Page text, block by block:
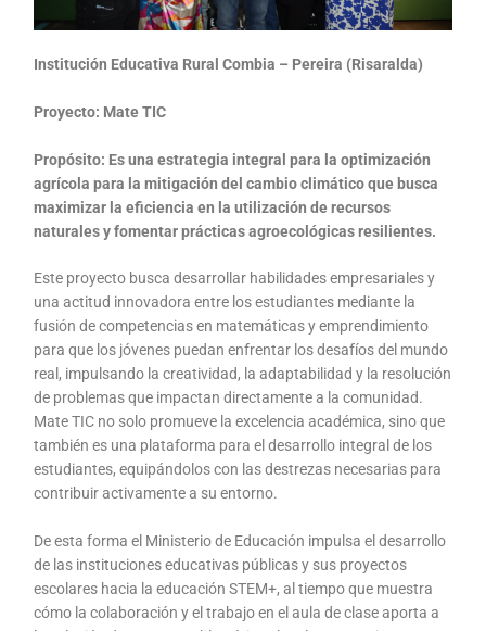
Institución Educativa Rural Combia – Pereira (Risaralda)
Proyecto: Mate TIC
Propósito: Es una estrategia integral para la optimización
agrícola para la mitigación del cambio climático que busca
maximizar la eficiencia en la utilización de recursos
naturales y fomentar prácticas agroecológicas resilientes.
Este proyecto busca desarrollar habilidades empresariales y
una actitud innovadora entre los estudiantes mediante la
fusión de competencias en matemáticas y emprendimiento
para que los jóvenes puedan enfrentar los desafíos del mundo
real, impulsando la creatividad, la adaptabilidad y la resolución
de problemas que impactan directamente a la comunidad.
Mate TIC no solo promueve la excelencia académica, sino que
también es una plataforma para el desarrollo integral de los
estudiantes, equipándolos con las destrezas necesarias para
contribuir activamente a su entorno.
De esta forma el Ministerio de Educación impulsa el desarrollo
de las instituciones educativas públicas y sus proyectos
escolares hacia la educación STEM+, al tiempo que muestra
cómo la colaboración y el trabajo en el aula de clase aporta a